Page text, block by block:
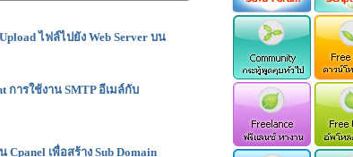
ไฟล์ไปยัง Web Server บน
การใช้งาน SMTP อีเมล์กับ
Cpanel เพื่อสร้าง Sub Domain